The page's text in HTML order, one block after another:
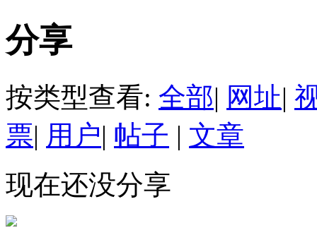
分享
按类型查看: 全部| 网址|
票| 用户| 帖子 | 文章
现在还没分享